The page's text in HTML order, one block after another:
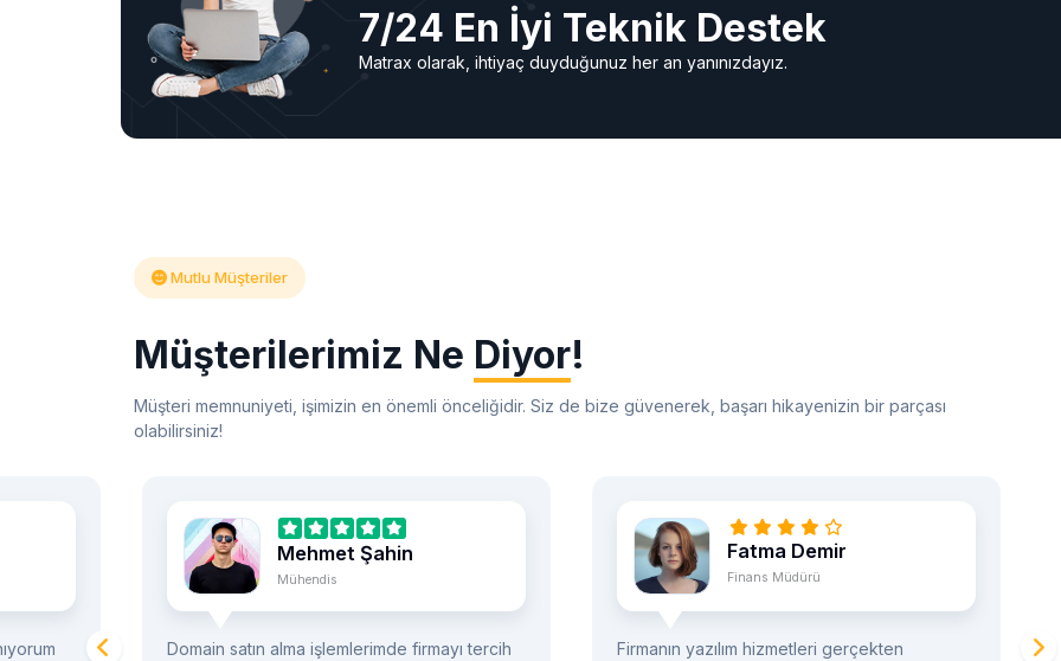
7/24 En İyi Teknik Destek
Matrax olarak, ihtiyaç duyduğunuz her an yanınızdayız.
Mutlu Müşteriler
Müşterilerimiz Ne Diyor!
Müşteri memnuniyeti, işimizin en önemli önceliğidir. Siz de bize güvenerek, başarı hikayenizin bir parçası
olabilirsiniz!
Mehmet Şahin
Mühendis
Domain satın alma işlemlerimde firmayı tercih
Fatma Demir
Finans Müdürü
Firmanın yazılım hizmetleri gerçekten